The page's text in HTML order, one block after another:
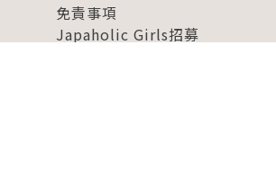
免責事項
Japaholic Girls招募